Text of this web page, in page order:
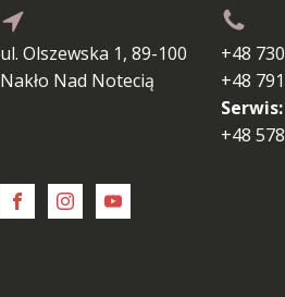
ul. Olszewska 1, 89-100
Nakło Nad Notecią
+48
+48
Serwis:
+48